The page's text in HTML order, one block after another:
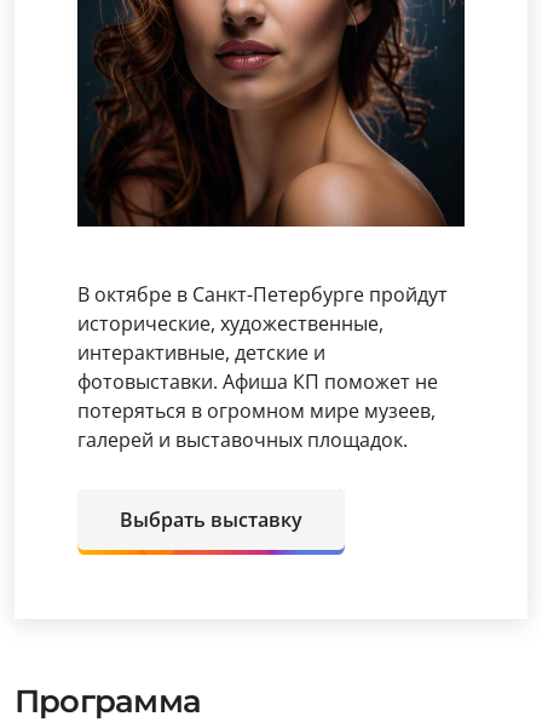
В октябре в Санкт-Петербурге пройдут
исторические, художественные,
интерактивные, детские и
фотовыставки. Афиша КП поможет не
потеряться в огромном мире музеев,
галерей и выставочных площадок.
Выбрать выставку
Программа